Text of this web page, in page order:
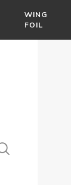
WING
FOIL